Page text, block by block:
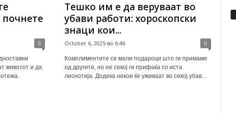
0
животот и да
Тешко им е да веруваат во
убави работи: хороскопски
знаци кои...
October 6, 2025 во 6:46 0
Комплиментите се мали подароци што ги примаме
од другите, но не секој ги прифаќа со иста
леснотија. Додека некои ќе уживаат во секој убав...